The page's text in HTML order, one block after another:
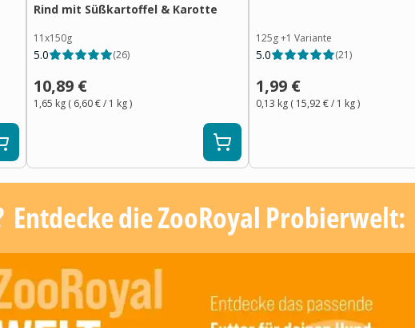
Rind mit Süßkartoffel & Karotte
11x150g
5.0 (26)
10,89 €
1,65 kg ( 6,60 €/ 1 kg)
125g+1 Variante
5.0 (21)
1,99 €
0,13 kg ( 15,92 €/ 1 kg)
Entdecke die ZooRoyal Probierwelt: